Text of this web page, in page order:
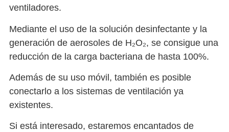
ventiladores.
Mediante el uso de la solución desinfectante y la
generación de aerosoles de H₂O₂, se consigue una
reducción de la carga bacteriana de hasta 100%.
Además de su uso móvil, también es posible
conectarlo a los sistemas de ventilación ya
existentes.
Si está interesado, estaremos encantados de